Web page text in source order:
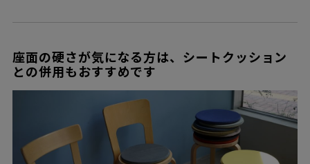
座面の硬さが気になる方は、シートクッション
との併用もおすすめです